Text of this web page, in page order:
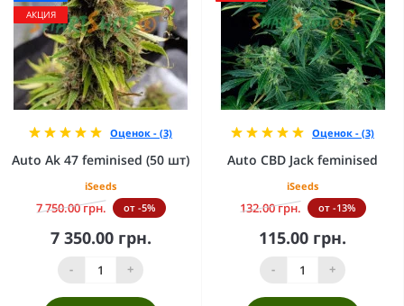
АКЦИЯ
Оценок - (3)
Auto Ak 47 feminised (50 шт)
iSeeds
7 750.00 грн. от -5%
7 350.00 грн.
- +
Оценок - (3)
Auto CBD Jack feminised
iSeeds
132.00 грн. от -13%
115.00 грн.
- +